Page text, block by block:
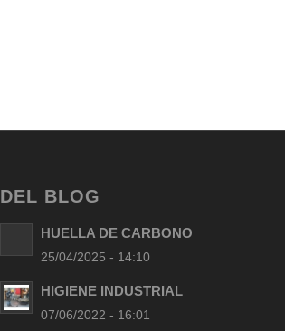
DEL BLOG
HUELLA DE CARBONO
25/04/2025 - 14:10
HIGIENE INDUSTRIAL
07/06/2022 - 16:01